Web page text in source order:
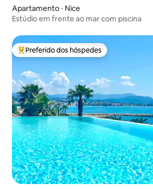
Apartamento ⋅ Nice
Estúdio em frente ao mar com piscina
Entre os melhores preferidos dos hóspedes
Preferido dos hóspedes